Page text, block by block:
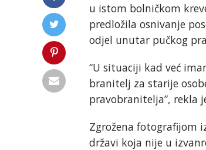
u istom bolničkom
predložila osnivanje
odjel unutar pučkog
“U situaciji kad već
branitelj za starije
pravobranitelja”, rekla
Zgrožena fotografijom
državi koja nije u